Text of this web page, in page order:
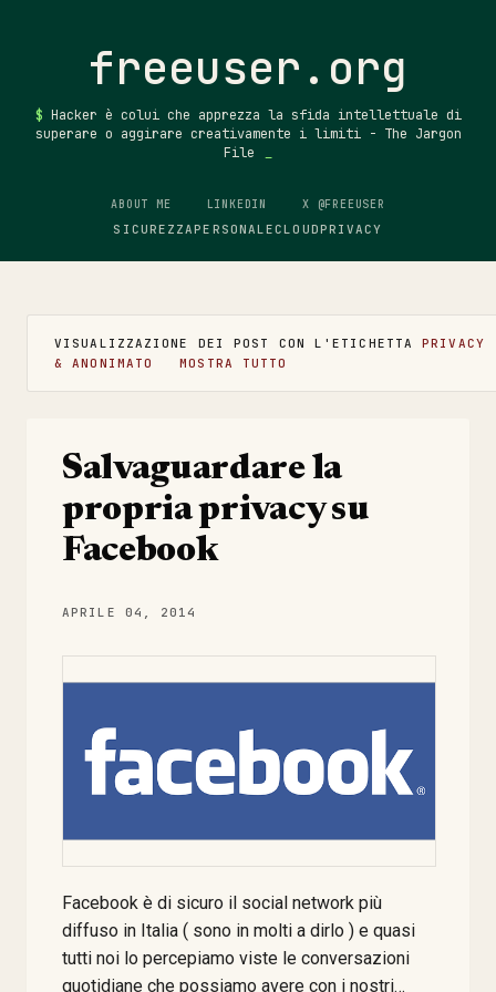
freeuser.org
Hacker è colui che apprezza la sfida intellettuale di
superare o aggirare creativamente i limiti - The Jargon
File
ABOUT ME LINKEDIN X @FREEUSER
SICUREZZAPERSONALECLOUDPRIVACY
VISUALIZZAZIONE DEI POST CON L'ETICHETTAPRIVACY
& ANONIMATO
MOSTRA TUTTO
Salvaguardare la
propria privacy su
Facebook
APRILE 04, 2014
Facebook è di sicuro il social network più
diffuso in Italia ( sono in molti a dirlo ) e quasi
tutti noi lo percepiamo viste le conversazioni
quotidiane che possiamo avere con i nostri